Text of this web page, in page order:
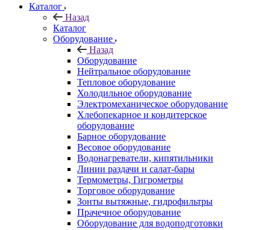
Каталог
Назад
Каталог
Оборудование
Назад
Оборудование
Нейтральное оборудование
Тепловое оборудование
Холодильное оборудование
Электромеханическое оборудование
Хлебопекарное и кондитерское
оборудование
Барное оборудование
Весовое оборудование
Водонагреватели, кипятильники
Линии раздачи и салат-бары
Термометры, Гигрометры
Торговое оборудование
Зонты вытяжные, гидрофильтры
Прачечное оборудование
Оборудование для водоподготовки